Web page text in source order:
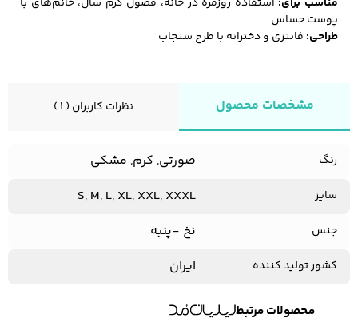
پوست حساس
طراحی: فانتزی و دخترانه با طرح سنجاب
مشخصات محصول نظرات کاربران ( 1 )
رنگ صورتی, کرم, مشکی
سایز S, M, L, XL, XXL, XXXL
جنس نخ -پنبه
کشور تولید کننده ایران
محصولات مرتبط